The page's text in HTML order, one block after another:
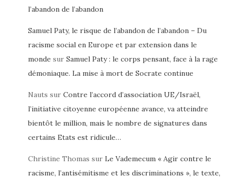
l’abandon de l’abandon
Samuel Paty, le risque de l’abandon de l’abandon – Du
racisme social en Europe et par extension dans le
monde sur Samuel Paty : le corps pensant, face à la rage
démoniaque. La mise à mort de Socrate continue
Nauts sur Contre l’accord d’association UE/Israël,
l’initiative citoyenne européenne avance, va atteindre
bientôt le million, mais le nombre de signatures dans
certains Etats est ridicule…
Christine Thomas sur Le Vademecum « Agir contre le
racisme, l’antisémitisme et les discriminations », le texte,